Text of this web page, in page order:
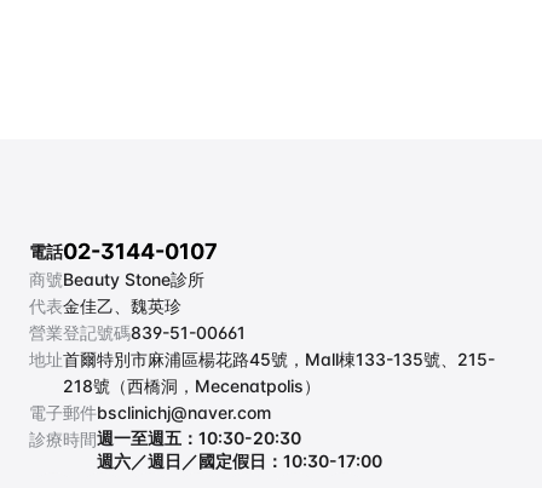
商號Beauty Stone診所
代表金佳乙、魏英珍
營業登記號碼839-51-00661
地址首爾特別市麻浦區楊花路45號，Mall棟133-135號、215-
218號（西橋洞，Mecenatpolis）
電子郵件bsclinichj@naver.com
診療時間週一至週五：10:30-20:30
週六／週日／國定假日：10:30-17:00
電話02-3144-0107